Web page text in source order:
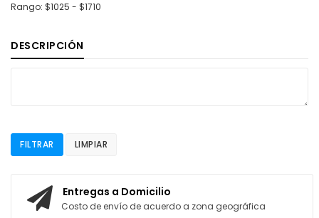
Rango: $1025 - $1710
DESCRIPCIÓN
FILTRAR LIMPIAR
Entregas a Domicilio
Costo de envío de acuerdo a zona geográfica